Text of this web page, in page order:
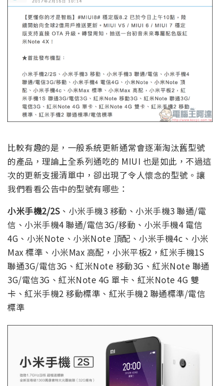
比較有趣的是，一般系統更新通常會逐漸淘汰舊型號
的產品，理論上全系列通吃的 MIUI 也是如此，不過這
次的更新支援清單中，卻出現了令人懷念的型號。讓
我們看看公告中的型號有哪些：
小米手機2/2S 、小米手機3 移動、小米手機3 聯通/電
信、小米手機4 聯通/電信3G/移動、小米手機4 電信
4G、小米Note、小米Note 頂配、小米手機4c、小米
Max 標準、小米Max 高配，小米平板2，紅米手機1S
聯通3G/電信3G、紅米Note 移動3G、紅米Note 聯通
3G/電信3G、紅米Note 4G 單卡、紅米Note 4G 雙
卡、紅米手機2 移動標準、紅米手機2 聯通標準/電信
標準